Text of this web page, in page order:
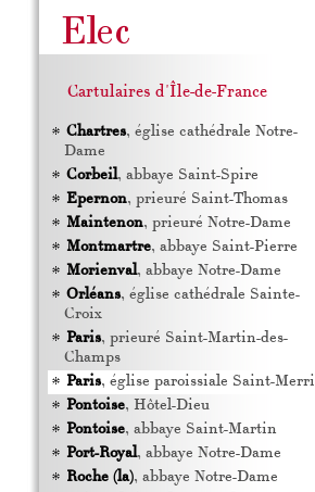
Cartulaires d'Île-de-France
Chartres, église cathédrale Notre-
Dame
Corbeil, abbaye Saint-Spire
Epernon, prieuré Saint-Thomas
Maintenon, prieuré Notre-Dame
Montmartre, abbaye Saint-Pierre
Morienval, abbaye Notre-Dame
Orléans, église cathédrale Sainte-
Croix
Paris, prieuré Saint-Martin-des-
Champs
Paris, église paroissiale Saint-Merri
Pontoise, Hôtel-Dieu
Pontoise, abbaye Saint-Martin
Port-Royal, abbaye Notre-Dame
Roche (la), abbaye Notre-Dame